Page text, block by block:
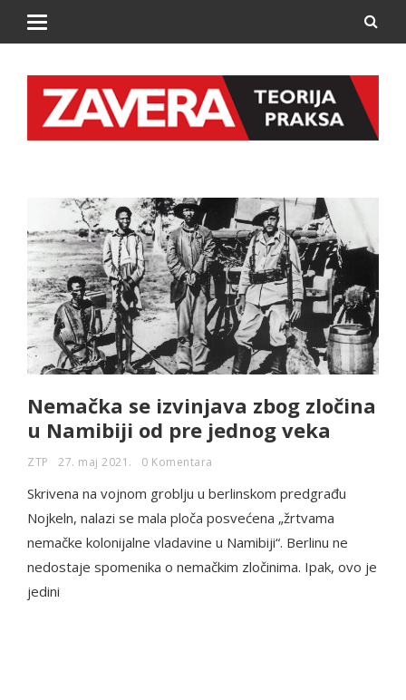
Nemačka se izvinjava zbog zločina
u Namibiji od pre jednog veka
ZTP 27. maj 2021. 0 Komentara
Skrivena na vojnom groblju u berlinskom predgrađu
Nojkeln, nalazi se mala ploča posvećena „žrtvama
nemačke kolonijalne vladavine u Namibiji“. Berlinu ne
nedostaje spomenika o nemačkim zločinima. Ipak, ovo je
jedini